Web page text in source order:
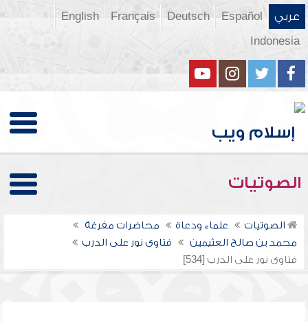
عربي Español
Deutsch
Français
English
Indonesia
الصوتيات
الصوتيات علماء ودعاة
محاضرات مفرغة
محمد بن صالح العثيمين
فتاوى نور على الدرب
فتاوى نور على الدرب [534]